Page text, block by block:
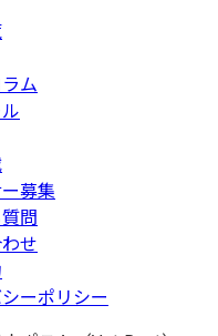
ム
募集
問
せ
ーポリシー